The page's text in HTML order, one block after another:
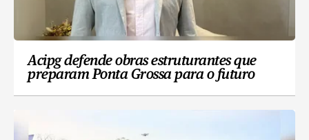
Acipg defende obras estruturantes que
preparam Ponta Grossa para o futuro